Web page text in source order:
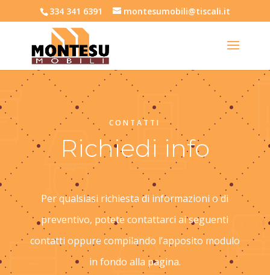
334 341 6391 montesumobili@tiscali.it
CONTATTI
Richiedi info
Per qualsiasi richiesta di informazioni o di
preventivo, potete contattarci ai seguenti
contatti oppure compilando l’apposito modulo
in fondo alla pagina.